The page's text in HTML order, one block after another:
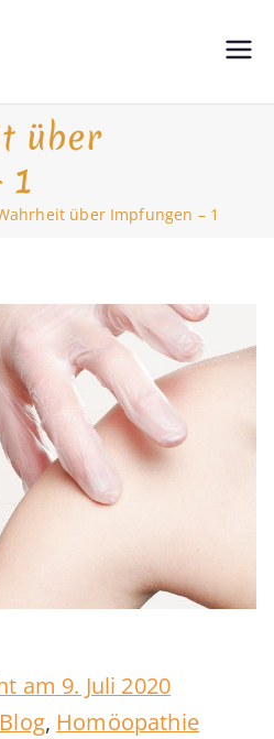
∞ Astrology
über
1
über Impfungen – 1
am 9. Juli 2020
Blog, Homöopathie